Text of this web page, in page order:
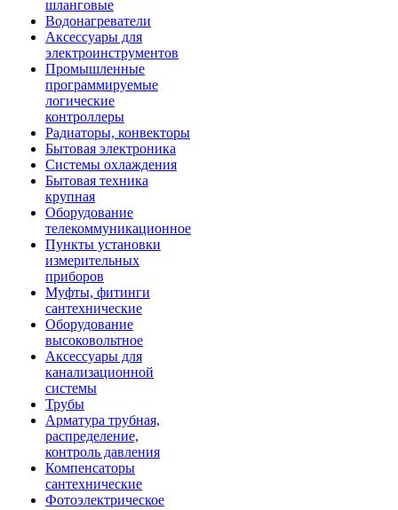
шланговые
Водонагреватели
Аксессуары для
электроинструментов
Промышленные
программируемые
логические
контроллеры
Радиаторы, конвекторы
Бытовая электроника
Системы охлаждения
Бытовая техника
крупная
Оборудование
телекоммуникационное
Пункты установки
измерительных
приборов
Муфты, фитинги
сантехнические
Оборудование
высоковольтное
Аксессуары для
канализационной
системы
Трубы
Арматура трубная,
распределение,
контроль давления
Компенсаторы
сантехнические
Фотоэлектрическое